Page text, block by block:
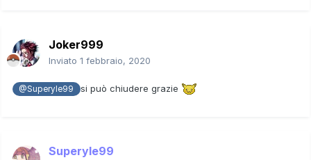
Joker999
Inviato 1 febbraio, 2020
@Superyle99 si può chiudere grazie
Superyle99